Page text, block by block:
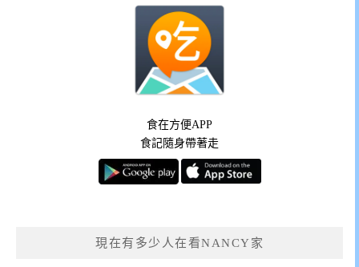
食在方便APP
食記隨身帶著走
現在有多少人在看NANCY家